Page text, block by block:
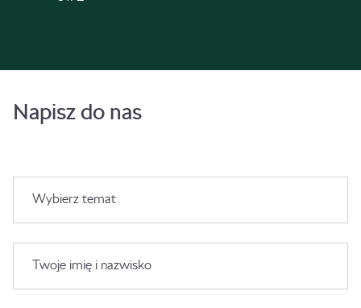
Napisz do nas
Wybierz temat
Twoje imię i nazwisko